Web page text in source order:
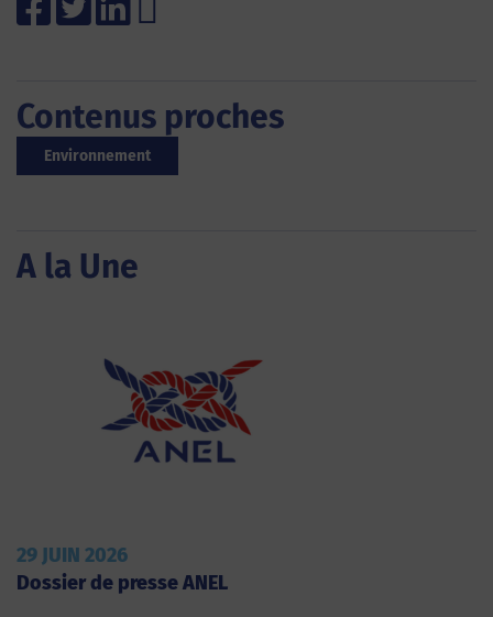
Contenus proches
Environnement
A la Une
29 JUIN 2026
Dossier de presse ANEL